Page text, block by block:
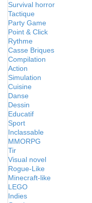
Survival horror
Tactique
Party Game
Point & Click
Rythme
Casse Briques
Compilation
Action
Simulation
Cuisine
Danse
Dessin
Educatif
Sport
Inclassable
MMORPG
Tir
Visual novel
Rogue-Like
Minecraft-like
LEGO
Indies